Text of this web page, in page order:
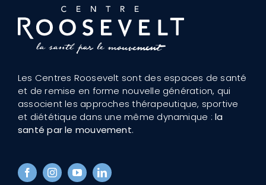
Les Centres Roosevelt sont des espaces de santé
et de remise en forme nouvelle génération, qui
associent les approches thérapeutique, sportive
et diététique dans une même dynamique : la
santé par le mouvement.